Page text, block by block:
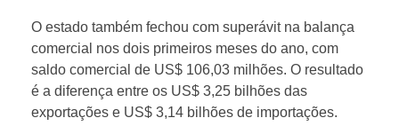
e
s
O estado também fechou com superávit na balança
comercial nos dois primeiros meses do ano, com
saldo comercial de US$ 106,03 milhões. O resultado
é a diferença entre os US$ 3,25 bilhões das
exportações e US$ 3,14 bilhões de importações.